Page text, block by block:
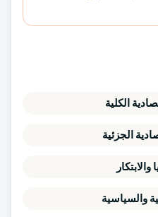
الكلية
الجزئية
والابتكار
والسياسية